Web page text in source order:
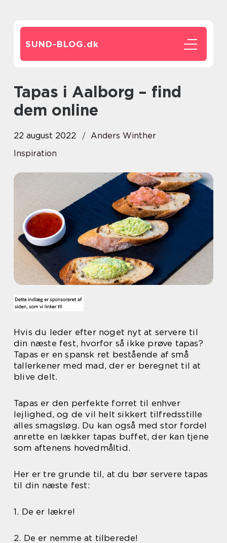
SUND-BLOG.dk
Tapas i Aalborg – find
dem online
22 august 2022
Anders Winther
Inspiration
Hvis du leder efter noget nyt at servere til
din næste fest, hvorfor så ikke prøve tapas?
Tapas er en spansk ret bestående af små
tallerkener med mad, der er beregnet til at
blive delt.
Tapas er den perfekte forret til enhver
lejlighed, og de vil helt sikkert tilfredsstille
alles smagsløg. Du kan også med stor fordel
anrette en lækker tapas buffet, der kan tjene
som aftenens hovedmåltid.
Her er tre grunde til, at du bør servere tapas
til din næste fest:
1. De er lækre!
2. De er nemme at tilberede!